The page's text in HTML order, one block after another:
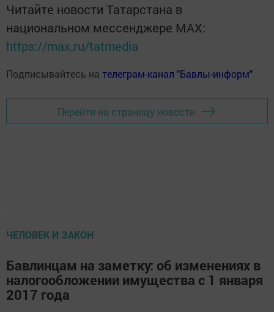
Читайте новости Татарстана в
национальном мессенджере MАХ:
https://max.ru/tatmedia
Подписывайтесь на телеграм-канал "Бавлы-информ"
Перейти на страницу новости
ЧЕЛОВЕК И ЗАКОН
Бавлинцам на заметку: об изменениях в
налогообложении имущества с 1 января
2017 года